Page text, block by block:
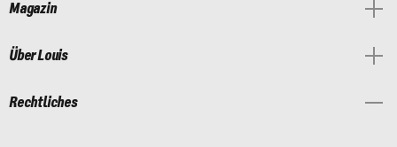
Magazin
Über Louis
Rechtliches